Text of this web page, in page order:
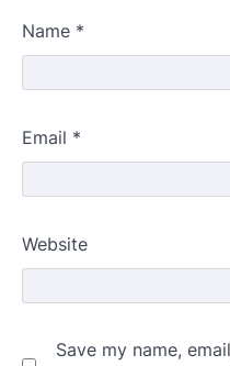
Name *
Email *
Website
Save my name,